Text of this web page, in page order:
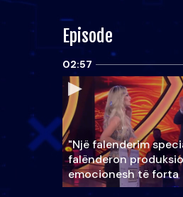
Episode
02:57
"Një falenderim
falënderon
emocionesh të forta